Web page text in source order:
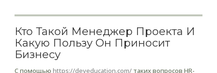
Кто Такой Менеджер Проекта И
Какую Пользу Он Приносит
Бизнесу
С помощью https://deveducation.com/ таких вопросов HR-